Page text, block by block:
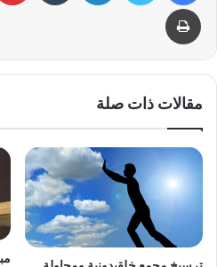
طباعة
مقالات ذات صلة